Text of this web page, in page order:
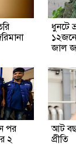
ধুনটে
জাল
পর
২
আট
প্রীতি